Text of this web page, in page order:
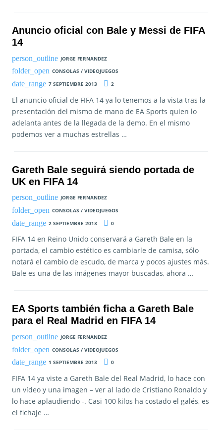
Anuncio oficial con Bale y Messi de FIFA
14
JORGE FERNANDEZ
CONSOLAS / VIDEOJUEGOS
7 SEPTIEMBRE 2013
2
El anuncio oficial de FIFA 14 ya lo tenemos a la vista tras la
presentación del mismo de mano de EA Sports quien lo
adelanta antes de la llegada de la demo. En el mismo
podemos ver a muchas estrellas …
Gareth Bale seguirá siendo portada de
UK en FIFA 14
JORGE FERNANDEZ
CONSOLAS / VIDEOJUEGOS
2 SEPTIEMBRE 2013
0
FIFA 14 en Reino Unido conservará a Gareth Bale en la
portada, el cambio estético es cambiarle de camisa, sólo
notará el cambio de escudo, de marca y pocos ajustes más.
Bale es una de las imágenes mayor buscadas, ahora …
EA Sports también ficha a Gareth Bale
para el Real Madrid en FIFA 14
JORGE FERNANDEZ
CONSOLAS / VIDEOJUEGOS
1 SEPTIEMBRE 2013
0
FIFA 14 ya viste a Gareth Bale del Real Madrid, lo hace con
un vídeo y una imagen – ver al lado de Cristiano Ronaldo y
lo hace aplaudiendo -. Casi 100 kilos ha costado el galés, es
el fichaje …